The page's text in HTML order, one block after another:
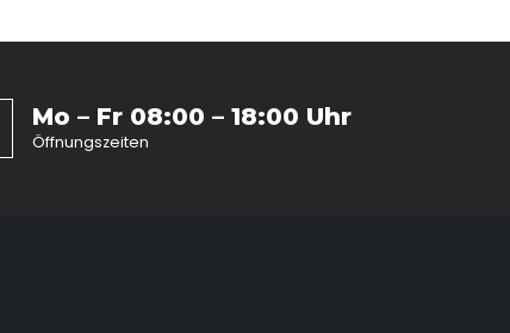
Mo – Fr 08:00 – 18:00 Uhr
Öffnungszeiten